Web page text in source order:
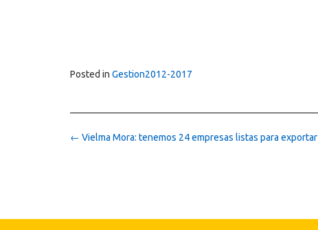
Posted in Gestion2012-2017
Post
← Vielma Mora: tenemos 24 empresas listas para exportar